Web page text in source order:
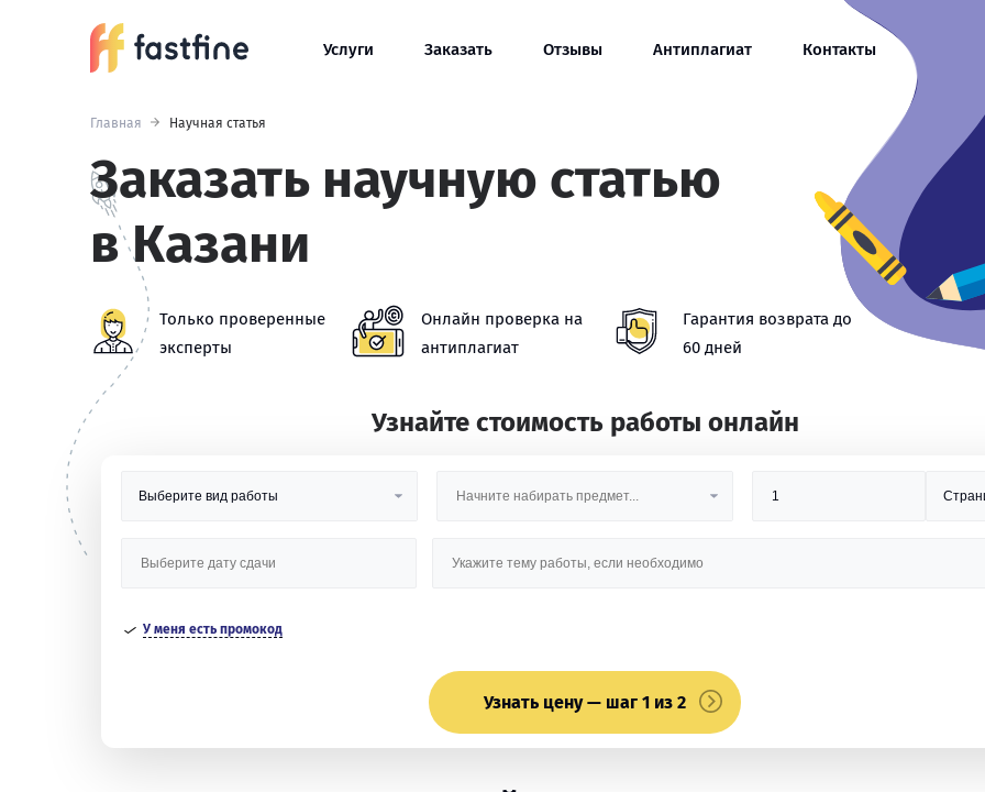
Услуги Заказать Отзывы Антиплагиат Контакты
Главная Научная статья
Заказать научную статью
в Казани
Только проверенные
эксперты
Онлайн проверка на
антиплагиат
Гарантия возврата до
60 дней
Узнайте стоимость работы онлайн
У меня есть промокод
Узнать цену — шаг 1 из 2